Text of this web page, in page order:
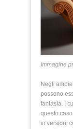
Immagine
Negli
possono
fantasia. I
questo
in versioni